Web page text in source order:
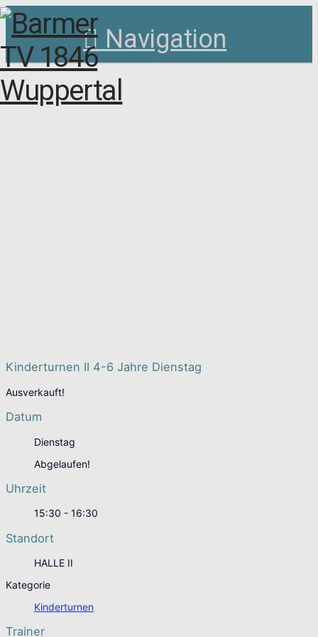
Navigation
Kinderturnen II 4-6 Jahre Dienstag
Ausverkauft!
Datum
Dienstag
Abgelaufen!
Uhrzeit
15:30 - 16:30
Standort
HALLE II
Kategorie
Kinderturnen
Trainer